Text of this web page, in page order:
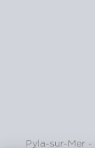
Pyla-sur-Mer -